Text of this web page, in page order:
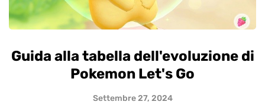
Guida alla tabella dell'evoluzione di
Pokemon Let's Go
Settembre 27, 2024